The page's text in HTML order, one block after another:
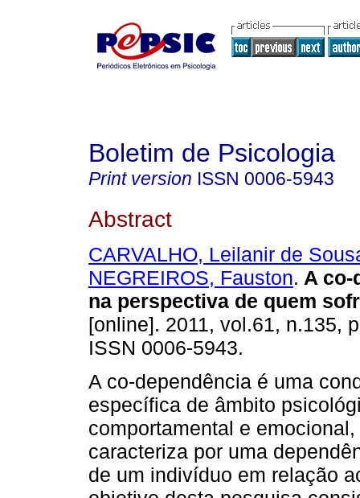
Boletim de Psicologia
Print version ISSN 0006-5943
Abstract
CARVALHO, Leilanir de
NEGREIROS, Fauston. A co-
na perspectiva de quem
[online]. 2011, vol.61, n.135,
ISSN 0006-5943.
A co-dependência é uma
específica de âmbito
comportamental e
caracteriza por uma
de um indivíduo em relação